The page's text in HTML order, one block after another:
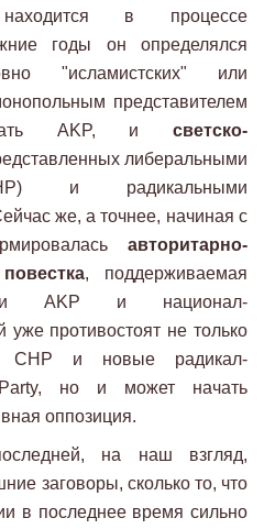
в процессе
годы он определялся
"исламистских" или
представителем
AKP, и светско-
либеральными
и радикальными
же, а точнее, начиная с
авторитарно-
, поддерживаемая
AKP и национал-
уже противостоят не только
CHP и новые радикал-
но и может начать
оппозиция.
на наш взгляд,
заговоры, сколько то, что
в последнее время сильно